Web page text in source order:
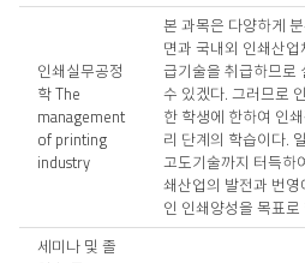
인쇄실무공정
학 The
management
of printing
industry
본 과목은 다양하게
면과 국내외 인쇄산
급기술을 취급하므로
수 있겠다. 그러므로
한 학생에 한하여 인
리 단계의 학습이다.
고도기술까지 터득하
쇄산업의 발전과 번
인 인쇄양성을 목표로
세미나 및 졸